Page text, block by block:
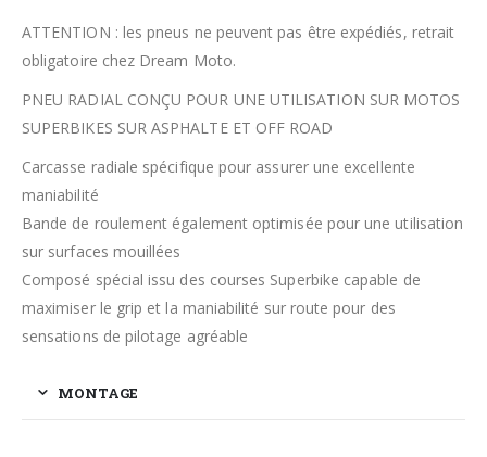
ATTENTION : les pneus ne peuvent pas être expédiés, retrait
obligatoire chez Dream Moto.
PNEU RADIAL CONÇU POUR UNE UTILISATION SUR MOTOS
SUPERBIKES SUR ASPHALTE ET OFF ROAD
Carcasse radiale spécifique pour assurer une excellente
maniabilité
Bande de roulement également optimisée pour une utilisation
sur surfaces mouillées
Composé spécial issu des courses Superbike capable de
maximiser le grip et la maniabilité sur route pour des
sensations de pilotage agréable
MONTAGE